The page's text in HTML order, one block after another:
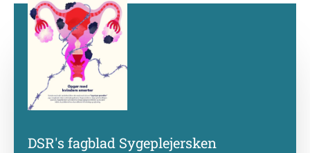
DSR's fagblad Sygeplejersken